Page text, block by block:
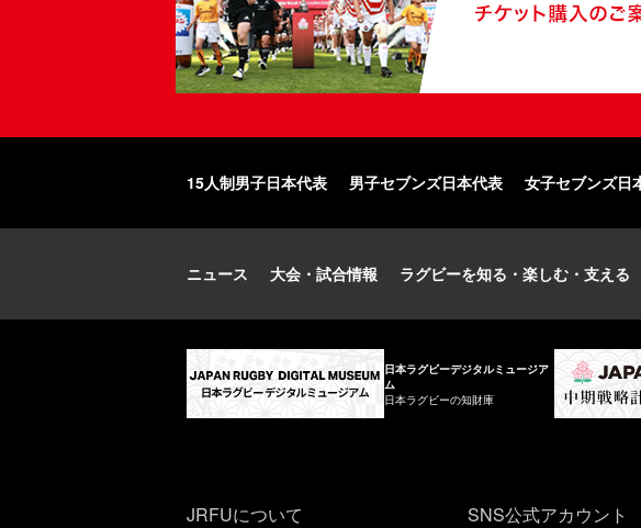
15人制男子日本代表 男子セブンズ日本代表 女子セブンズ日
ニュース 大会・試合情報 ラグビーを知る・楽しむ・支える
日本ラグビーデジタルミュージア
ム
日本ラグビーの知財庫
JRFUについて SNS公式アカウント